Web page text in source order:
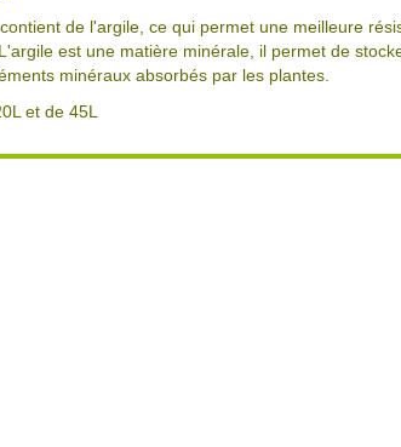
de l'argile, ce qui permet une meilleure
est une matière minérale, il permet de
minéraux absorbés par les plantes.
et de 45L